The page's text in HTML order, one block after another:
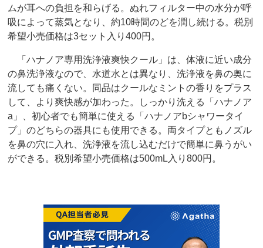
ムが耳への負担を和らげる。ぬれフィルター中の水分が呼
吸によって蒸気となり、約10時間のどを潤し続ける。税別
希望小売価格は3セット入り400円。
「ハナノア専用洗浄液爽快クール」は、体液に近い成分
の鼻洗浄液なので、水道水とは異なり、洗浄液を鼻の奥に
流しても痛くない。同品はクールなミントの香りをプラス
して、より爽快感が加わった。しっかり洗える「ハナノア
a」、初心者でも簡単に使える「ハナノアbシャワータイ
プ」のどちらの器具にも使用できる。両タイプともノズル
を鼻の穴に入れ、洗浄液を流し込むだけで簡単に鼻うがい
ができる。税別希望小売価格は500mL入り800円。